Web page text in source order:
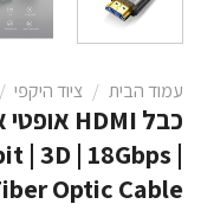
עמוד הבית / ציוד היקפי /
| 3D | 18Gbps |
Optic Cable